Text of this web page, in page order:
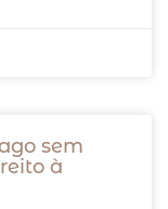
sem
à